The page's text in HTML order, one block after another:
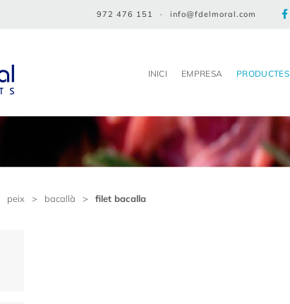
972 476 151 · info@fdelmoral.com
INICI EMPRESA PRODUCTES
peix > bacallà > filet bacalla